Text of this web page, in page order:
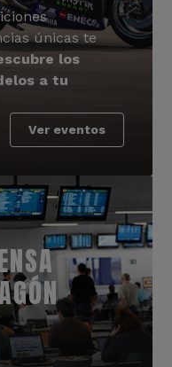
únicas te
los
a tu
Ver eventos